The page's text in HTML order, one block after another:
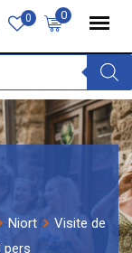
0
0
Niort
Visite de
pers